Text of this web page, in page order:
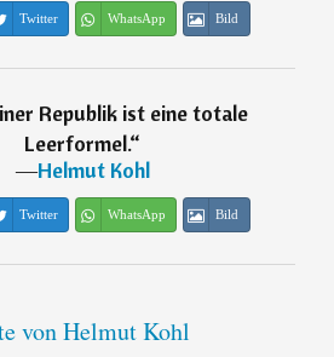
Twitter WhatsApp Bild
Republik ist eine totale
Leerformel.“
―Helmut Kohl
Twitter WhatsApp Bild
von Helmut Kohl